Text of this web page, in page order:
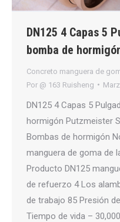
DN125 4 Capas 5
bomba de
Concreto manguera de
Por @ 163 Ruisheng
DN125 4 Capas 5
hormigón Putzmeister
Bombas de hormigón
manguera de goma de
Producto DN125
de refuerzo 4 Los
de trabajo 85 Presión
Tiempo de vida –